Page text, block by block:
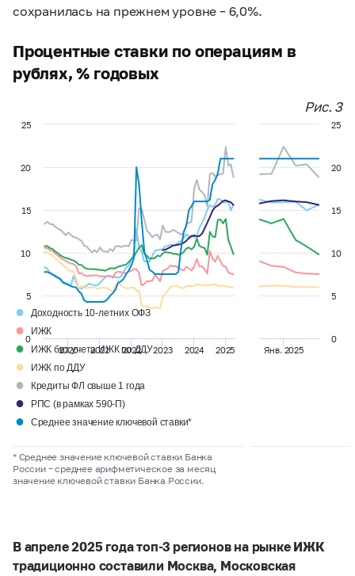
сохранилась на прежнем уровне – 6,0%.
Процентные ставки по операциям в
рублях, % годовых
Рис. 3
2020 2021 2022 2023 2024 2025
0
5
10
15
20
25
● Доходность 10-летних ОФЗ
● ИЖК
● ИЖК без учета ИЖК по ДДУ
● ИЖК по ДДУ
● Кредиты ФЛ свыше 1 года
● РПС (в рамках 590-П)
● Среднее значение ключевой ставки*
* Среднее значение ключевой ставки Банка
России –среднее арифметическое за месяц
значение ключевой ставки Банка России.
Янв. 2025
0
5
10
15
20
25
В апреле 2025 года топ-3 регионов на рынке ИЖК
традиционно составили Москва, Московская